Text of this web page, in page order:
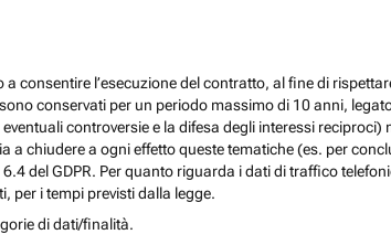
l’esecuzione del contratto, al fine di
conservati per un periodo massimo di 10 anni,
controversie e la difesa degli interessi
chiudere a ogni effetto queste tematiche (es. per
del GDPR. Per quanto riguarda i dati di traffico
per i tempi previsti dalla legge.
di dati/finalità.